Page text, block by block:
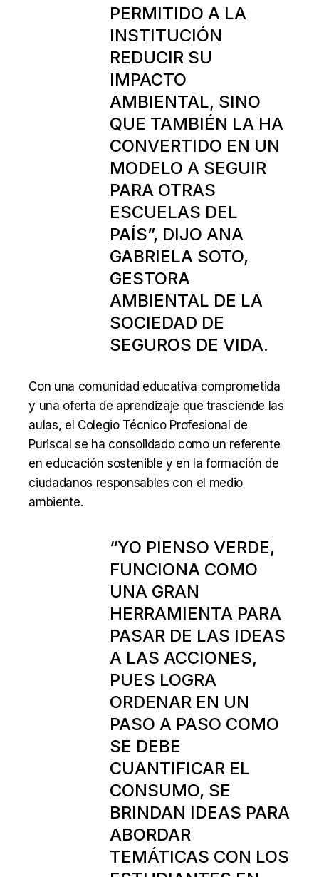
PERMITIDO A LA
INSTITUCIÓN
REDUCIR SU
IMPACTO
AMBIENTAL, SINO
QUE TAMBIÉN LA HA
CONVERTIDO EN UN
MODELO A SEGUIR
PARA OTRAS
ESCUELAS DEL
PAÍS”, DIJO ANA
GABRIELA SOTO,
GESTORA
AMBIENTAL DE LA
SOCIEDAD DE
SEGUROS DE VIDA.
Con una comunidad educativa comprometida
y una oferta de aprendizaje que trasciende las
aulas, el Colegio Técnico Profesional de
Puriscal se ha consolidado como un referente
en educación sostenible y en la formación de
ciudadanos responsables con el medio
ambiente.
“YO PIENSO VERDE,
FUNCIONA COMO
UNA GRAN
HERRAMIENTA PARA
PASAR DE LAS IDEAS
A LAS ACCIONES,
PUES LOGRA
ORDENAR EN UN
PASO A PASO COMO
SE DEBE
CUANTIFICAR EL
CONSUMO, SE
BRINDAN IDEAS PARA
ABORDAR
TEMÁTICAS CON LOS